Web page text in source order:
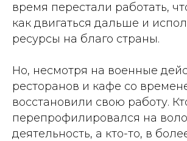
время перестали работать,
как двигаться дальше и
ресурсы на благо страны.
Но, несмотря на военные
ресторанов и кафе со
восстановили свою работу.
перепрофилировался на
деятельность, а кто-то, в